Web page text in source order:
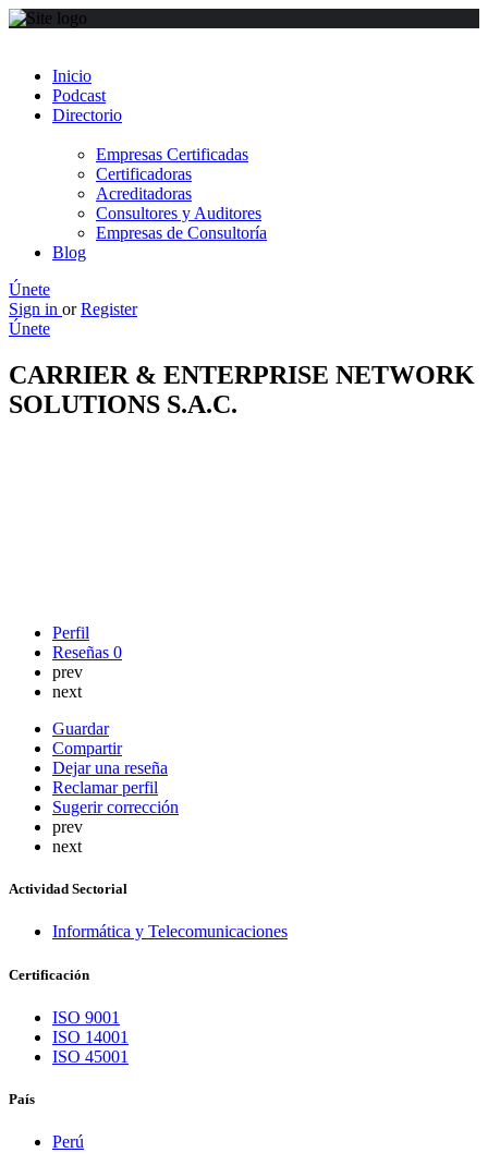
Inicio
Podcast
Directorio
Empresas Certificadas
Certificadoras
Acreditadoras
Consultores y Auditores
Empresas de Consultoría
Blog
Únete
Sign in or Register
Únete
CARRIER & ENTERPRISE NETWORK
SOLUTIONS S.A.C.
Perfil
Reseñas 0
prev
next
Guardar
Compartir
Dejar una reseña
Reclamar perfil
Sugerir corrección
prev
next
Actividad Sectorial
Informática y Telecomunicaciones
Certificación
ISO 9001
ISO 14001
ISO 45001
País
Perú